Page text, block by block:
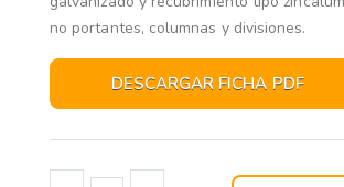
no portantes, columnas y divisiones.
DESCARGAR FICHA PDF